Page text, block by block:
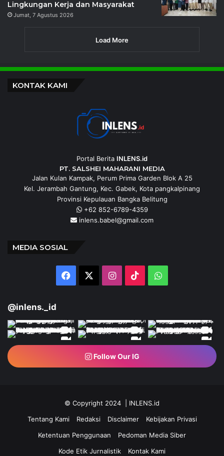
Lingkungan Kerja dan Masyarakat
Jumat, 7 Agustus 2026
Load More
KONTAK KAMI
Portal Berita INLENS.id
PT. SALSHEI MAHARANI MEDIA
Jalan Kulan Kampak, Perum Prima Garden Blok A 25
Kel. Jerambah Gantung, Kec. Gabek, Kota pangkalpinang
Provinsi Kepulauan Bangka Belitung
+62 852-6789-4359
inlens.babel@gmail.com
MEDIA SOSIAL
Facebook Instagram
TikTokWhatsApp
@inlens._id
Follow Our IG
© Copyright 2024 | INLENS.id
Tentang Kami
Redaksi Disclaimer
Kebijakan Privasi
Ketentuan Penggunaan
Pedoman Media Siber
Kode Etik Jurnalistik
Kontak Kami